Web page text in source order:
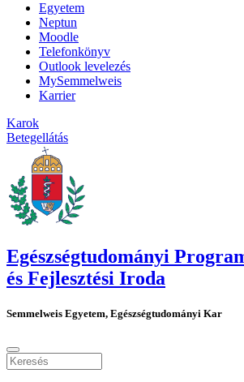
Egyetem
Neptun
Moodle
Telefonkönyv
Outlook levelezés
MySemmelweis
Karrier
Karok
Betegellátás
Egészségtudományi
és Fejlesztési Iroda
Semmelweis Egyetem, Egészségtudományi Kar